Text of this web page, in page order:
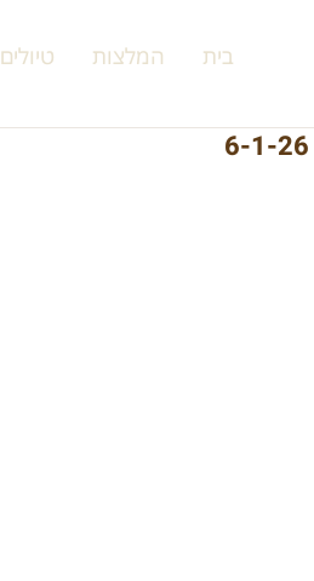
בית המלצות טיולים